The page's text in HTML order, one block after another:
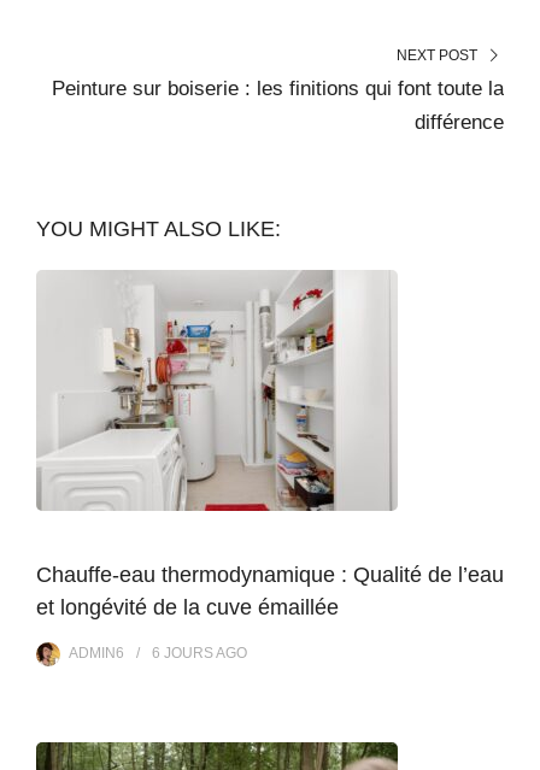
NEXT POST
Peinture sur boiserie : les finitions qui font toute la
différence
YOU MIGHT ALSO LIKE:
Chauffe-eau thermodynamique : Qualité de l’eau
et longévité de la cuve émaillée
ADMIN6 6 JOURSAGO